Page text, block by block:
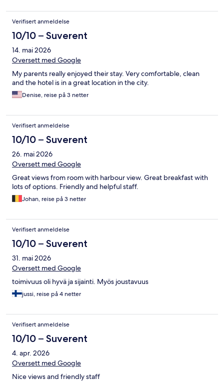
Verifisert anmeldelse
10/10 – Suverent
14. mai 2026
Oversett med Google
My parents really enjoyed their stay. Very comfortable, clean
and the hotel is in a great location in the city.
Denise, reise på 3 netter
Verifisert anmeldelse
10/10 – Suverent
26. mai 2026
Oversett med Google
Great views from room with harbour view. Great breakfast with
lots of options. Friendly and helpful staff.
Johan, reise på 3 netter
Verifisert anmeldelse
10/10 – Suverent
31. mai 2026
Oversett med Google
toimivuus oli hyvä ja sijainti. Myös joustavuus
jussi, reise på 4 netter
Verifisert anmeldelse
10/10 – Suverent
4. apr. 2026
Oversett med Google
Nice views and friendly staff